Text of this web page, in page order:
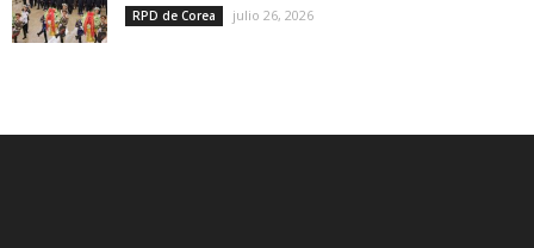
RPD de Corea julio 26, 2026